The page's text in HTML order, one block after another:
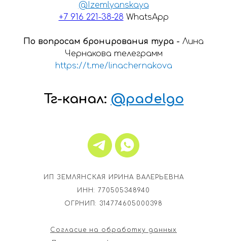
@Izemlyanskaya
+7 916 221-38-28 WhatsApp
По вопросам бронирования тура - Лина
Чернакова телеграмм
https://t.me/linachernakova
Тг-канал: @padelgo
ИП ЗЕМЛЯНСКАЯ ИРИНА ВАЛЕРЬЕВНА
ИНН: 770505348940
ОГРНИП: 314774605000398
Согласие на обработку данных